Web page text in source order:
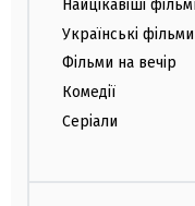
Найцікавіші
Українські фільми
Фільми на вечір
Комедії
Серіали